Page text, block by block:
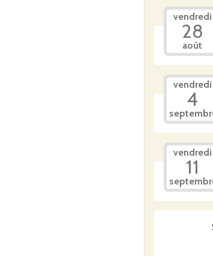
vendredi
28
août
vendredi
4
vendredi
11